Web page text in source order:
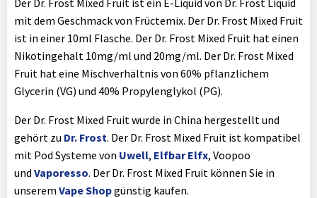
Der Dr. Frost Mixed Fruit ist ein E-Liquid von Dr. Frost Liquid
mit dem Geschmack von Früctemix. Der Dr. Frost Mixed Fruit
ist in einer 10ml Flasche. Der Dr. Frost Mixed Fruit hat einen
Nikotingehalt 10mg/ml und 20mg/ml. Der Dr. Frost Mixed
Fruit hat eine Mischverhältnis von 60% pflanzlichem
Glycerin (VG) und 40% Propylenglykol (PG).
Der Dr. Frost Mixed Fruit wurde in China hergestellt und
gehört zu Dr. Frost. Der Dr. Frost Mixed Fruit ist kompatibel
mit Pod Systeme von Uwell, Elfbar Elfx, Voopoo
und Vaporesso. Der Dr. Frost Mixed Fruit können Sie in
unserem Vape Shopgünstig kaufen.